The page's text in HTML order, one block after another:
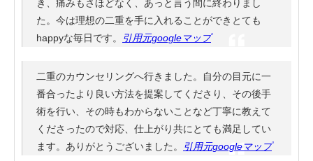
き、痛みもさほどなく、あっと言う間に終わりまし
た。今は理想の二重を手に入れることができとても
happyな毎日です。
引用元googleマップ
二重のカウンセリングへ行きました。自分の目元に一
番合ったより良い方法を提案してくださり、その後手
術を行い、その時もわからないことなど丁寧に教えて
くださったので対応、仕上がり共にとても満足してい
ます。ありがとうございました。
引用元googleマップ